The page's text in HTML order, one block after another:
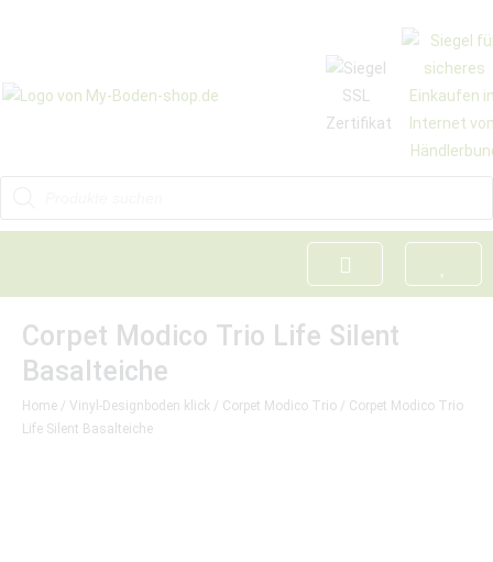
Corpet Modico Trio Life Silent
Basalteiche
Home / Vinyl-Designboden klick / Corpet Modico Trio / Corpet Modico Trio
Life Silent Basalteiche